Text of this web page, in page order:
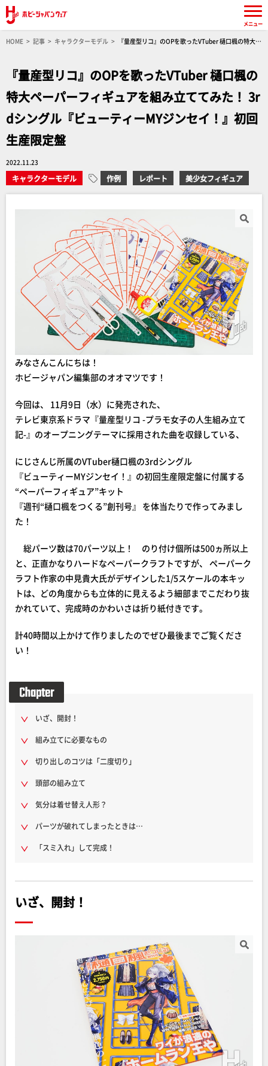
HOME 記事 キャラクターモデル
『量産型リコ』のOPを歌ったVTuber 樋口楓の特大ペ
『量産型リコ』のOPを歌ったVTuber 樋口楓の
特大ペーパーフィギュアを組み立ててみた！ 3r
dシングル『ビューティーMYジンセイ！』初回
生産限定盤
2022.11.23
キャラクターモデル 作例 レポート 美少女フィギュア
みなさんこんにちは！
ホビージャパン編集部のオオマツです！
今回は、 11月9日（水）に発売された、
テレビ東京系ドラマ『量産型リコ -プラモ女子の人生組み立て
記-』のオープニングテーマに採用された曲を収録している、
にじさんじ所属のVTuber樋口楓の3rdシングル
『ビューティーMYジンセイ！』の初回生産限定盤に付属する
“ペーパーフィギュア”キット
『週刊“樋口楓をつくる”創刊号』 を体当たりで作ってみまし
た！
総パーツ数は70パーツ以上！ のり付け個所は500ヵ所以上
と、正直かなりハードなペーパークラフトですが、 ペーパーク
ラフト作家の中見貴大氏がデザインした1/5スケールの本キッ
トは、どの角度からも立体的に見えるよう細部までこだわり抜
かれていて、完成時のかわいさは折り紙付きです。
計40時間以上かけて作りましたのでぜひ最後までご覧くださ
い！
いざ、開封！
組み立てに必要なもの
切り出しのコツは「二度切り」
頭部の組み立て
気分は着せ替え人形？
パーツが破れてしまったときは…
「スミ入れ」して完成！
いざ、開封！
メニュー